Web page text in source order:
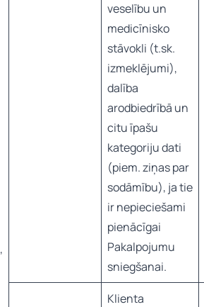
veselību un
medicīnisko
stāvokli (t.sk.
izmeklējumi),
dalība
arodbiedrībā un
citu īpašu
kategoriju dati
(piem. ziņas par
sodāmību), ja tie
ir nepieciešami
pienācīgai
Pakalpojumu
sniegšanai.
Klienta